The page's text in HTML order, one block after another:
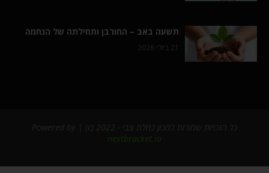
תשעה באב – החורבן ותחילתה של הנחמה
nextbracket.io